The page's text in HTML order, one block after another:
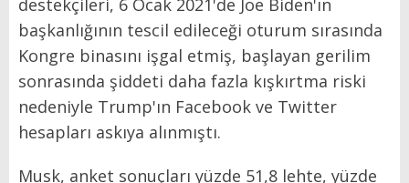
destekçileri, 6 Ocak 2021'de Joe Biden'ın
başkanlığının tescil edileceği oturum sırasında
Kongre binasını işgal etmiş, başlayan gerilim
sonrasında şiddeti daha fazla kışkırtma riski
nedeniyle Trump'ın Facebook ve Twitter
hesapları askıya alınmıştı.
Musk, anket sonuçları yüzde 51,8 lehte, yüzde